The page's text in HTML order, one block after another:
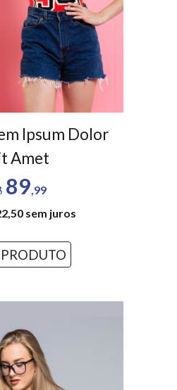
Ipsum Dolor
Amet
89 ,99
sem juros